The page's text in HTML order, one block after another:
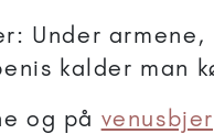
Under
kalder man
og på